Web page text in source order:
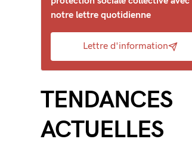
notre lettre quotidienne
Lettre d'information
TENDANCES
ACTUELLES